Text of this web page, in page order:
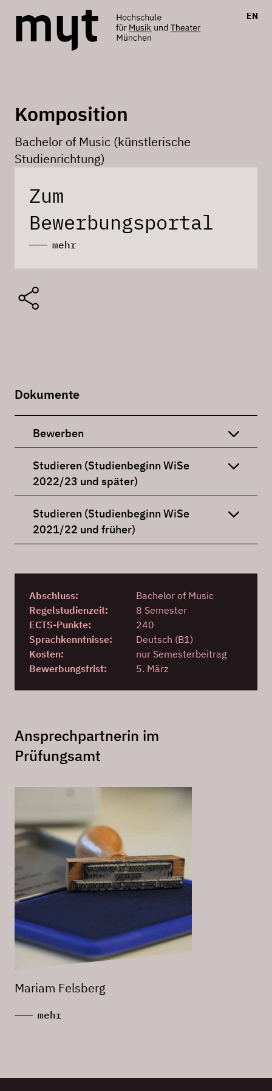
EN
Komposition
Bachelor of Music (künstlerische
Studienrichtung)
Zum
Bewerbungsportal
mehr
Dokumente
Bewerben
Studieren (Studienbeginn WiSe
2022/23 und später)
Studieren (Studienbeginn WiSe
2021/22 und früher)
Abschluss:
Bachelor of Music
Regelstudienzeit:
8 Semester
ECTS-Punkte:
240
Sprachkenntnisse:
Deutsch (B1)
Kosten:
nur Semesterbeitrag
Bewerbungsfrist:
5. März
Ansprechpartnerin im
Prüfungsamt
Mariam Felsberg
mehr